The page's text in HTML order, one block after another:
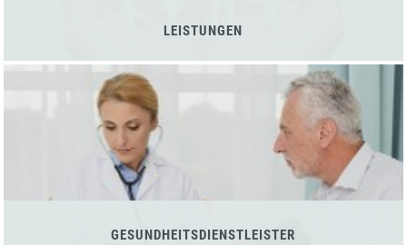
LEISTUNGEN
GESUNDHEITSDIENSTLEISTER